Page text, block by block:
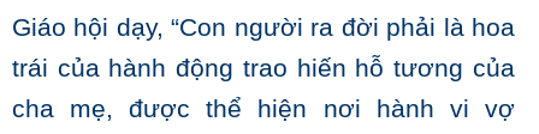
Giáo hội dạy, “Con người ra đời phải là hoa
trái của hành động trao hiến hỗ tương của
cha mẹ, được thể hiện nơi hành vi vợ